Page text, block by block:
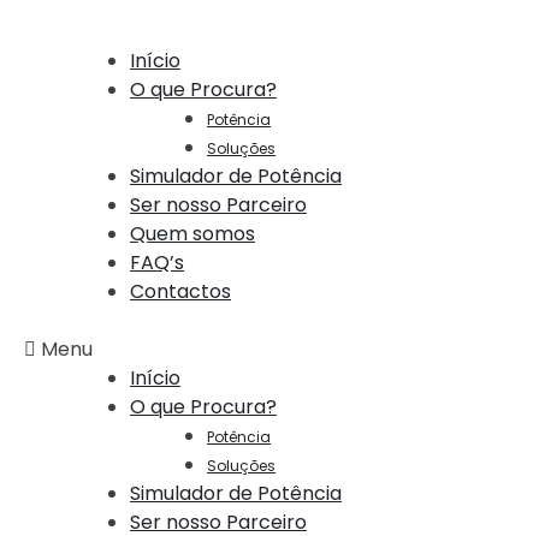
Início
O que Procura?
Potência
Soluções
Simulador de Potência
Ser nosso Parceiro
Quem somos
FAQ’s
Contactos
Menu
Início
O que Procura?
Potência
Soluções
Simulador de Potência
Ser nosso Parceiro